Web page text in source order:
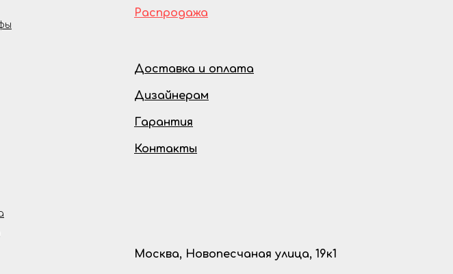
Дизайнерам
Доставка и оплата
Гарантия
Контакты
Распродажа
Москва, Новопесчаная улица, 19к1